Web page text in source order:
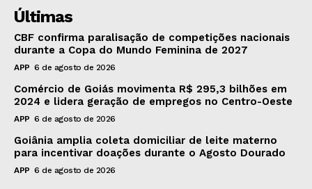
Últimas
CBF confirma paralisação de competições nacionais
durante a Copa do Mundo Feminina de 2027
APP 6 de agosto de 2026
Comércio de Goiás movimenta R$ 295,3 bilhões em
2024 e lidera geração de empregos no Centro-Oeste
APP 6 de agosto de 2026
Goiânia amplia coleta domiciliar de leite materno
para incentivar doações durante o Agosto Dourado
APP 6 de agosto de 2026